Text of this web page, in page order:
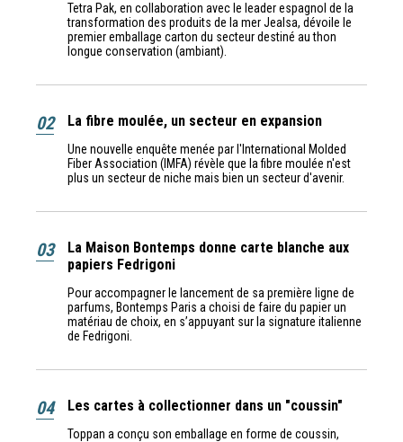
Tetra Pak, en collaboration avec le leader espagnol de la
transformation des produits de la mer Jealsa, dévoile le
premier emballage carton du secteur destiné au thon
longue conservation (ambiant).
02 La fibre moulée, un secteur en expansion
Une nouvelle enquête menée par l'International Molded
Fiber Association (IMFA) révèle que la fibre moulée n'est
plus un secteur de niche mais bien un secteur d'avenir.
03
La Maison Bontemps donne carte blanche aux
papiers Fedrigoni
Pour accompagner le lancement de sa première ligne de
parfums, Bontemps Paris a choisi de faire du papier un
matériau de choix, en s’appuyant sur la signature italienne
de Fedrigoni.
04 Les cartes à collectionner dans un "coussin"
Toppan a conçu son emballage en forme de coussin,